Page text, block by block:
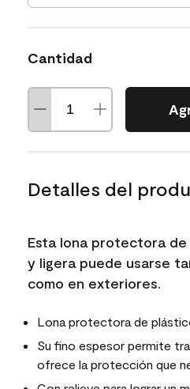
Cantidad
Detalles del
Esta lona protectora
y ligera puede usarse
como en exteriores.
Lona protectora de
Su fino espesor permite
ofrece la protección que